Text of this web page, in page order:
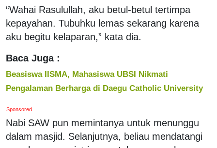
“Wahai Rasulullah, aku betul-betul tertimpa
kepayahan. Tubuhku lemas sekarang karena
aku begitu kelaparan,” kata dia.
Baca Juga :
Beasiswa IISMA, Mahasiswa UBSI Nikmati
Pengalaman Berharga di Daegu Catholic University
Sponsored
Nabi SAW pun memintanya untuk menunggu
dalam masjid. Selanjutnya, beliau mendatangi